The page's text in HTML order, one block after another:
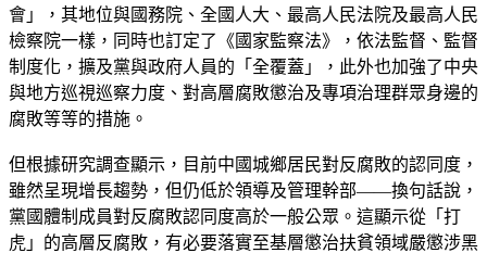
會」，其地位與國務院、全國人大、最高人民法院及最高人民
檢察院一樣，同時也訂定了《國家監察法》，依法監督、監督
制度化，擴及黨與政府人員的「全覆蓋」，此外也加強了中央
與地方巡視巡察力度、對高層腐敗懲治及專項治理群眾身邊的
腐敗等等的措施。
但根據研究調查顯示，目前中國城鄉居民對反腐敗的認同度，
雖然呈現增長趨勢，但仍低於領導及管理幹部——換句話說，
黨國體制成員對反腐敗認同度高於一般公眾。這顯示從「打
虎」的高層反腐敗，有必要落實至基層懲治扶貧領域嚴懲涉黑